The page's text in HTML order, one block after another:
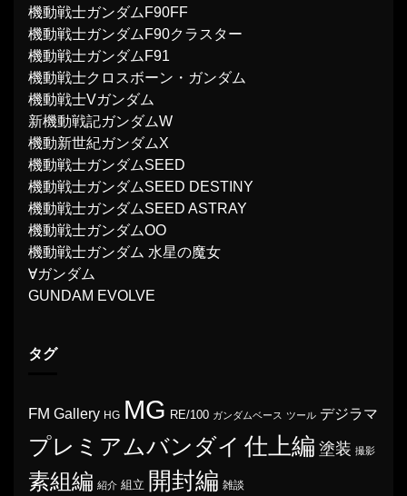
機動戦士ガンダムF90FF
機動戦士ガンダムF90クラスター
機動戦士ガンダムF91
機動戦士クロスボーン・ガンダム
機動戦士Vガンダム
新機動戦記ガンダムW
機動新世紀ガンダムX
機動戦士ガンダムSEED
機動戦士ガンダムSEED DESTINY
機動戦士ガンダムSEED ASTRAY
機動戦士ガンダムOO
機動戦士ガンダム 水星の魔女
∀ガンダム
GUNDAM EVOLVE
タグ
FM Gallery HG MG RE/100 ガンダムベース ツール デジラマ
プレミアムバンダイ 仕上編 塗装 撮影
素組編 紹介 組立 開封編 雑談